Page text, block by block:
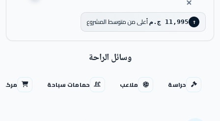
↑ 11,995 ج.م أعلى من متوسط المشروع
وسائل الراحة
حراسة ملاعب حمامات سباحة مركز